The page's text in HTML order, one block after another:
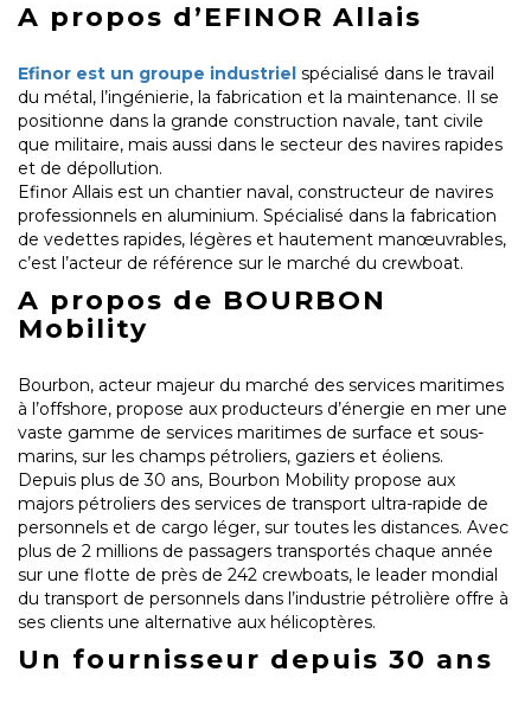
A propos d’EFINOR Allais
Efinor est un groupe industriel spécialisé dans le travail
du métal, l’ingénierie, la fabrication et la maintenance. Il se
positionne dans la grande construction navale, tant civile
que militaire, mais aussi dans le secteur des navires rapides
et de dépollution.
Efinor Allais est un chantier naval, constructeur de navires
professionnels en aluminium. Spécialisé dans la fabrication
de vedettes rapides, légères et hautement manœuvrables,
c’est l’acteur de référence sur le marché du crewboat.
A propos de BOURBON
Mobility
Bourbon, acteur majeur du marché des services maritimes
à l’offshore, propose aux producteurs d’énergie en mer une
vaste gamme de services maritimes de surface et sous-
marins, sur les champs pétroliers, gaziers et éoliens.
Depuis plus de 30 ans, Bourbon Mobility propose aux
majors pétroliers des services de transport ultra-rapide de
personnels et de cargo léger, sur toutes les distances. Avec
plus de 2 millions de passagers transportés chaque année
sur une flotte de près de 242 crewboats, le leader mondial
du transport de personnels dans l’industrie pétrolière offre à
ses clients une alternative aux hélicoptères.
Un fournisseur depuis 30 ans